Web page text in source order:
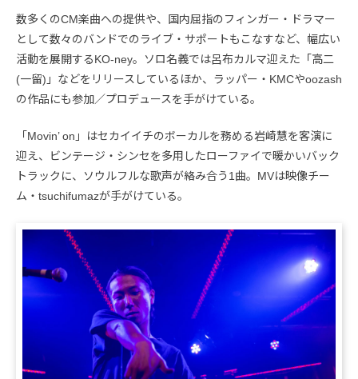
数多くのCM楽曲への提供や、国内屈指のフィンガー・ドラマー
として数々のバンドでのライブ・サポートもこなすなど、幅広い
活動を展開するKO-ney。ソロ名義では呂布カルマ迎えた「高二
(一留)」などをリリースしているほか、ラッパー・KMCやoozash
の作品にも参加／プロデュースを手がけている。
「Movin’ on」はセカイイチのボーカルを務める岩崎慧を客演に
迎え、ビンテージ・シンセを多用したローファイで暖かいバック
トラックに、ソウルフルな歌声が絡み合う1曲。MVは映像チー
ム・tsuchifumazが手がけている。